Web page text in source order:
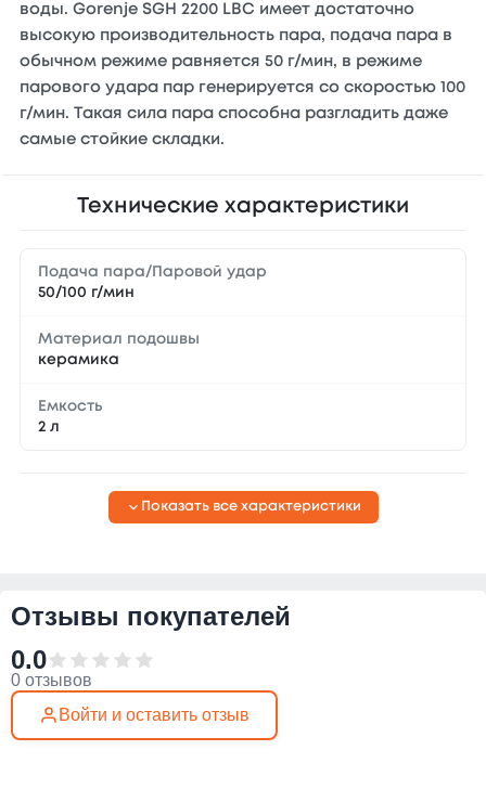
воды. Gorenje SGH 2200 LBC имеет достаточно
высокую производительность пара, подача пара в
обычном режиме равняется 50 г/мин, в режиме
парового удара пар генерируется со скоростью 100
г/мин. Такая сила пара способна разгладить даже
самые стойкие складки.
Технические характеристики
Подача пара/Паровой удар
50/100 г/мин
Материал подошвы
керамика
Емкость
2 л
Показать все характеристики
Отзывы покупателей
0.0
0 отзывов
Войти и оставить отзыв